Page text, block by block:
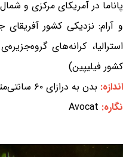
پاناما در آمریکای مرکزی و
و آرام: نزدیکی کشور
استرالیا، کرانه‌های
کشور فیلیپین)
اندازه: بدن به درازای ۶۰ سانتی‌متر
نگاره: Avocat